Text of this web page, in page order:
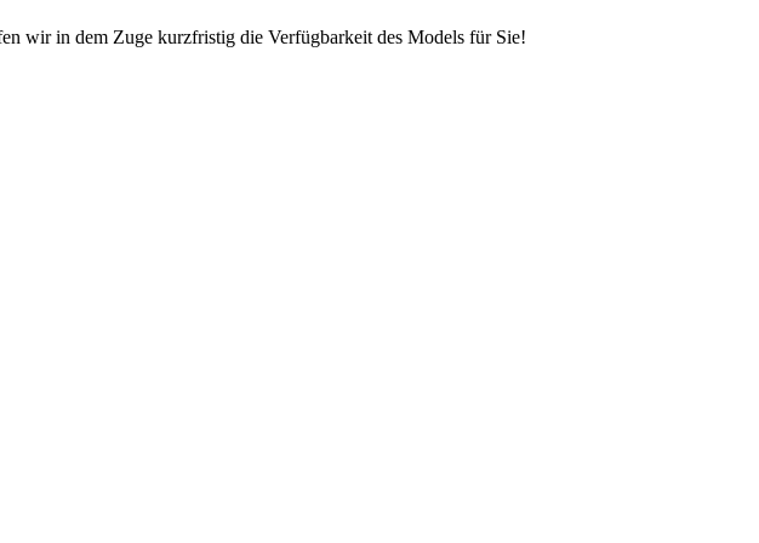
wir in dem Zuge kurzfristig die Verfügbarkeit des Models für Sie!